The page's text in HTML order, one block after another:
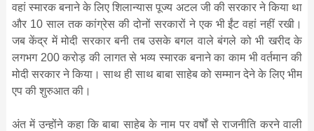
वहां स्मारक बनाने के लिए शिलान्यास पूज्य अटल जी की सरकार ने किया था
और 10 साल तक कांग्रेस की दोनों सरकारों ने एक भी ईंट वहां नहीं रखी।
जब केंद्र में मोदी सरकार बनी तब उसके बगल वाले बंगले को भी खरीद के
लगभग 200 करोड़ की लागत से भव्य स्मारक बनाने का काम भी वर्तमान की
मोदी सरकार ने किया। साथ ही साथ बाबा साहेब को सम्मान देने के लिए भीम
एप की शुरुआत की।
अंत में उन्होंने कहा कि बाबा साहेब के नाम पर वर्षों से राजनीति करने वाली